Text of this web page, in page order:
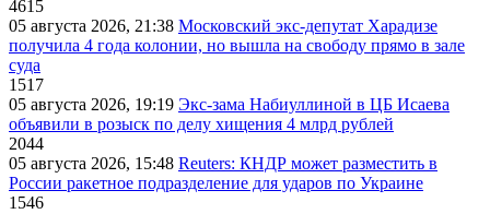
4615
05 августа 2026, 21:38 Московский экс-депутат Харадизе
получила 4 года колонии, но вышла на свободу прямо в зале
суда
1517
05 августа 2026, 19:19 Экс-зама Набиуллиной в ЦБ Исаева
объявили в розыск по делу хищения 4 млрд рублей
2044
05 августа 2026, 15:48 Reuters: КНДР может разместить в
России ракетное подразделение для ударов по Украине
1546